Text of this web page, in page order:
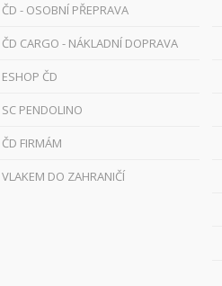
ČD - OSOBNÍ PŘEPRAVA
ČD CARGO - NÁKLADNÍ DOPRAVA
ESHOP ČD
SC PENDOLINO
ČD FIRMÁM
VLAKEM DO ZAHRANIČÍ